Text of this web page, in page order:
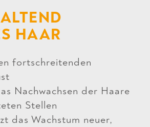
HAAR
fortschreitenden
Nachwachsen der Haare
Stellen
das Wachstum neuer,